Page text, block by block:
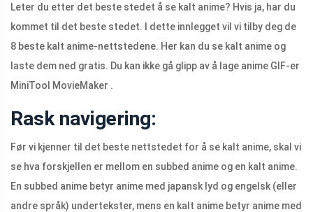
Leter du etter det beste stedet å se kalt anime? Hvis ja, har du
kommet til det beste stedet. I dette innlegget vil vi tilby deg de
8 beste kalt anime-nettstedene. Her kan du se kalt anime og
laste dem ned gratis. Du kan ikke gå glipp av å lage anime GIF-er
MiniTool MovieMaker .
Rask navigering:
Før vi kjenner til det beste nettstedet for å se kalt anime, skal vi
se hva forskjellen er mellom en subbed anime og en kalt anime.
En subbed anime betyr anime med japansk lyd og engelsk (eller
andre språk) undertekster, mens en kalt anime betyr anime med